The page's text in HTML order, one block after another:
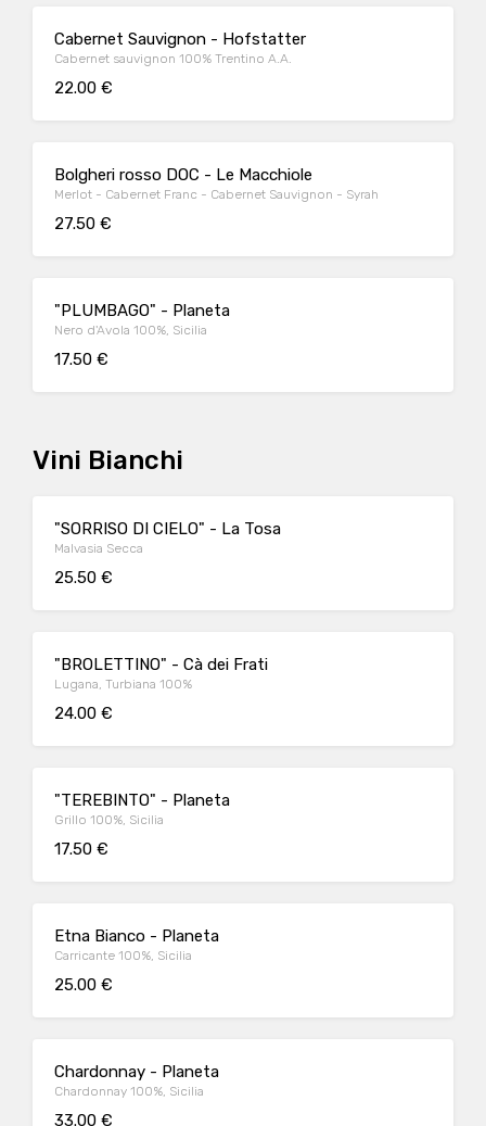
Cabernet Sauvignon - Hofstatter
Cabernet sauvignon 100% Trentino A.A.
22.00 €
Bolgheri rosso DOC - Le Macchiole
Merlot - Cabernet Franc - Cabernet Sauvignon - Syrah
27.50 €
"PLUMBAGO" - Planeta
Nero d'Avola 100%, Sicilia
17.50 €
Vini Bianchi
"SORRISO DI CIELO" - La Tosa
Malvasia Secca
25.50 €
"BROLETTINO" - Cà dei Frati
Lugana, Turbiana 100%
24.00 €
"TEREBINTO" - Planeta
Grillo 100%, Sicilia
17.50 €
Etna Bianco - Planeta
Carricante 100%, Sicilia
25.00 €
Chardonnay - Planeta
Chardonnay 100%, Sicilia
33.00 €